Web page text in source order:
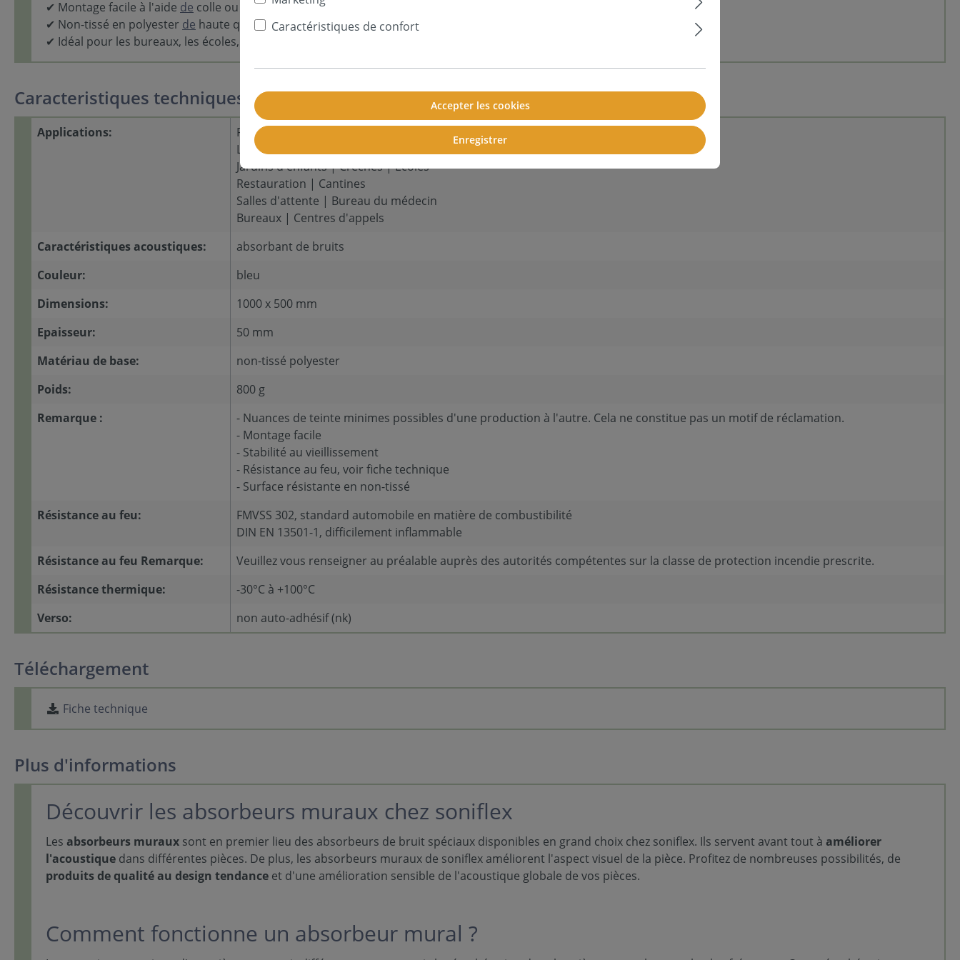
✔ Montage facile à l'aide de colle ou debande velcro
✔ Non-tissé en polyester de haute qualité, durable et indéformable
✔ Idéal pour les bureaux, les écoles, les cabinets médicaux, les pièces à vivre et les bâtiments publics
Caracteristiques techniques
Applications:
Pièces d'habitation | Cages d'escaliers
Local d'association | Salle des fêtes
Jardins d'enfants | Crèches | Ecoles
Restauration | Cantines
Salles d'attente | Bureau du médecin
Bureaux | Centres d'appels
Caractéristiques acoustiques:
absorbant de bruits
Couleur:
bleu
Dimensions:
1000 x 500 mm
Epaisseur:
50 mm
Matériau de base:
non-tissé polyester
Poids:
800 g
Remarque :
- Nuances de teinte minimes possibles d'une production à l'autre. Cela ne constitue pas un motif de réclamation.
- Montage facile
- Stabilité au vieillissement
- Résistance au feu, voir fiche technique
- Surface résistante en non-tissé
Résistance au feu:
FMVSS 302, standard automobile en matière de combustibilité
DIN EN 13501-1, difficilement inflammable
Résistance au feu Remarque:
Veuillez vous renseigner au préalable auprès des autorités compétentes sur la classe de protection incendie prescrite.
Résistance thermique:
-30°C à +100°C
Verso:
non auto-adhésif (nk)
Téléchargement
Fiche technique
Plus d'informations
Découvrir les absorbeurs muraux chez soniflex
Les absorbeurs muraux sont en premier lieu des absorbeurs de bruit spéciaux disponibles en grand choix chez soniflex. Ils servent avant tout à améliorer
l'acoustique dans différentes pièces. De plus, les absorbeurs muraux de soniflex améliorent l'aspect visuel de la pièce. Profitez de nombreuses possibilités, de
produits de qualité au design tendance et d'une amélioration sensible de l'acoustique globale de vos pièces.
Comment fonctionne un absorbeur mural ?
Caractéristiques de confort
Accepter les cookies
Enregistrer